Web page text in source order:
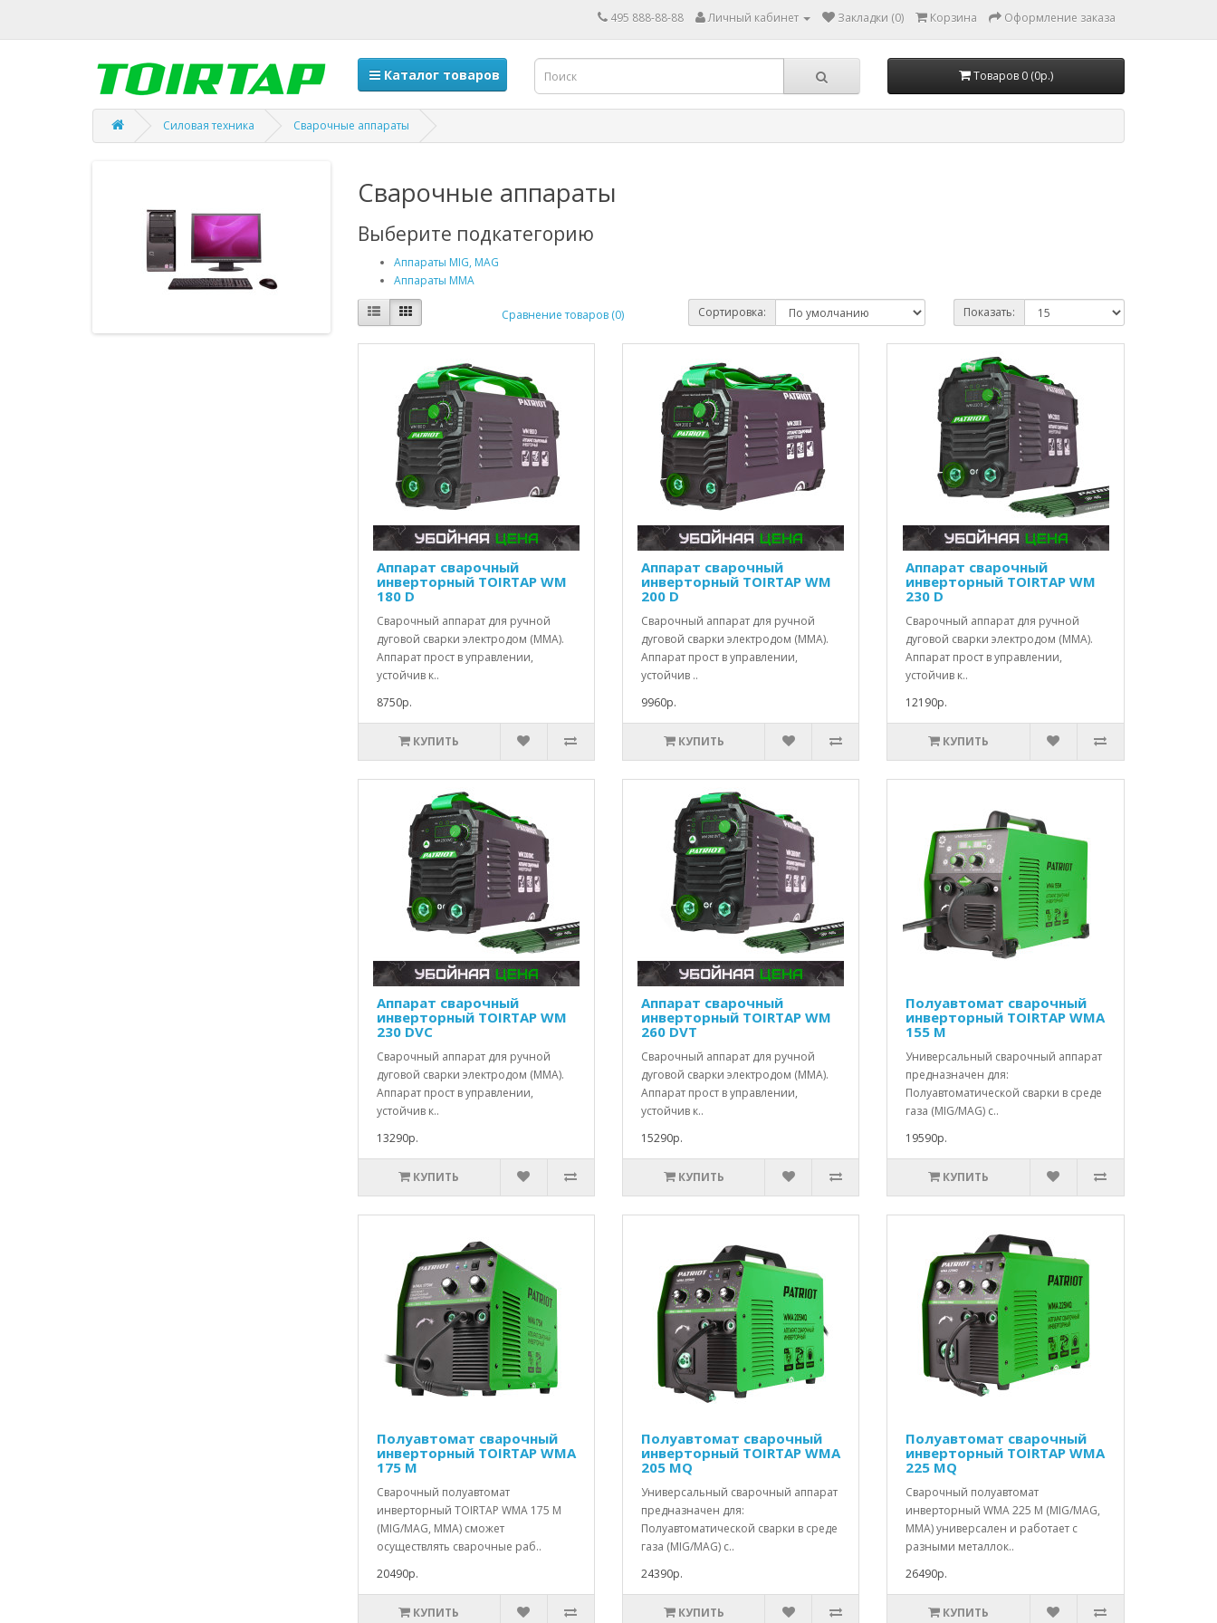
495 888-88-88 Личный кабинет Закладки (0) Корзина Оформление заказа
Каталог товаров Товаров 0 (0р.)
Силовая техника Сварочные аппараты
Сварочные аппараты
Выберите подкатегорию
Аппараты MIG, MAG
Аппараты ММА
Сравнение товаров (0) Сортировка: Показать:
Аппарат сварочный
инверторный TOIRTAP WM
180 D
Сварочный аппарат для ручной
дуговой сварки электродом (ММА).
Аппарат прост в управлении,
устойчив к..
8750р.
КУПИТЬ
Аппарат сварочный
инверторный TOIRTAP WM
200 D
Сварочный аппарат для ручной
дуговой сварки электродом (ММА).
Аппарат прост в управлении,
устойчив ..
9960р.
КУПИТЬ
Аппарат сварочный
инверторный TOIRTAP WM
230 D
Сварочный аппарат для ручной
дуговой сварки электродом (ММА).
Аппарат прост в управлении,
устойчив к..
12190р.
КУПИТЬ
Аппарат сварочный
инверторный TOIRTAP WM
230 DVC
Сварочный аппарат для ручной
дуговой сварки электродом (ММА).
Аппарат прост в управлении,
устойчив к..
13290р.
КУПИТЬ
Аппарат сварочный
инверторный TOIRTAP WM
260 DVT
Сварочный аппарат для ручной
дуговой сварки электродом (ММА).
Аппарат прост в управлении,
устойчив к..
15290р.
КУПИТЬ
Полуавтомат сварочный
инверторный TOIRTAP WMA
155 M
Универсальный сварочный аппарат
предназначен для:
Полуавтоматической сварки в среде
газа (MIG/MAG) с..
19590р.
КУПИТЬ
Полуавтомат сварочный
инверторный TOIRTAP WMA
175 M
Сварочный полуавтомат
инверторный TOIRTAP WMA 175 M
(MIG/MAG, MMA) сможет
осуществлять сварочные раб..
20490р.
КУПИТЬ
Полуавтомат сварочный
инверторный TOIRTAP WMA
205 MQ
Универсальный сварочный аппарат
предназначен для:
Полуавтоматической сварки в среде
газа (MIG/MAG) с..
24390р.
КУПИТЬ
Полуавтомат сварочный
инверторный TOIRTAP WMA
225 MQ
Сварочный полуавтомат
инверторный WMA 225 M (MIG/MAG,
MMA) универсален и работает с
разными металлок..
26490р.
КУПИТЬ